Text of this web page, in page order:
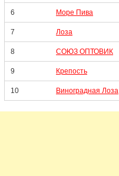
6 Море Пива
7 Лоза
8 СОЮЗ ОПТОВИК
9 Крепость
10 Виноградная Лоза